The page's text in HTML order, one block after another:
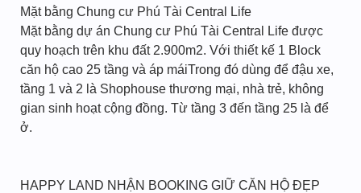
Mặt bằng Chung cư Phú Tài Central Life
Mặt bằng dự án Chung cư Phú Tài Central Life được
quy hoạch trên khu đất 2.900m2. Với thiết kế 1 Block
căn hộ cao 25 tầng và áp máiTrong đó dùng để đậu xe,
tầng 1 và 2 là Shophouse thương mại, nhà trẻ, không
gian sinh hoạt cộng đồng. Từ tầng 3 đến tầng 25 là để
ở.
HAPPY LAND NHẬN BOOKING GIỮ CĂN HỘ ĐẸP